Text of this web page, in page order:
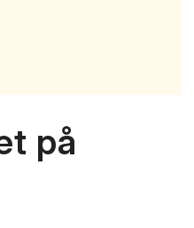
på